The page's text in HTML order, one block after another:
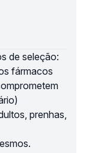
de seleção:
fármacos
prenhas,